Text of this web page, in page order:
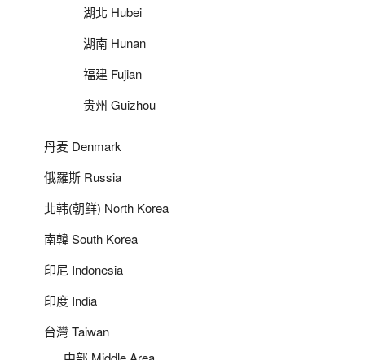
湖北 Hubei
湖南 Hunan
福建 Fujian
贵州 Guizhou
丹麦 Denmark
俄羅斯 Russia
北韩(朝鲜) North Korea
南韓 South Korea
印尼 Indonesia
印度 India
台灣 Taiwan